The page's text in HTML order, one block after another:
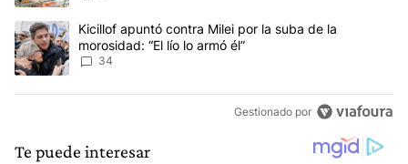
Un artículo de tendencia con el título "Kicillof apuntó contra Milei
Kicillof apuntó contra Milei por la suba de la
morosidad: “El lío lo armó él”
34
Gestionado por